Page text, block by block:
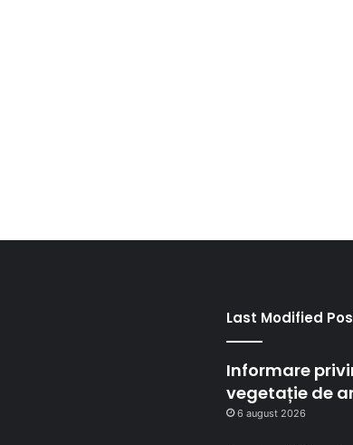
Last Modified
Informare
vegetație de
6 august 2026